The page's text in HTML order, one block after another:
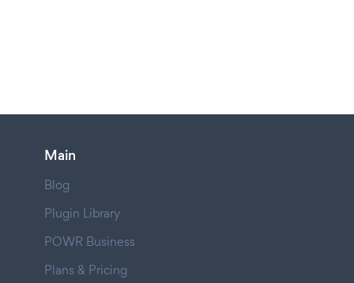
Main
Blog
Plugin Library
POWR Business
Plans & Pricing